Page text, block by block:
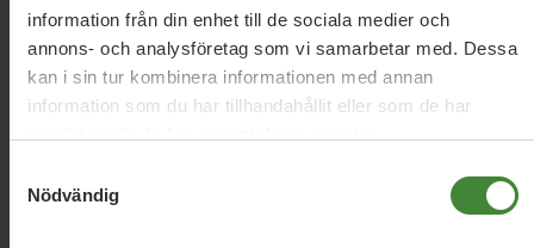
information från din enhet till de sociala medier och
annons- och analysföretag som vi samarbetar med. Dessa
kan i sin tur kombinera informationen med annan
information som du har tillhandahållit eller som de har
Nödvändig
frågor
A
Antidiskriminering och
Arbetstidsförkortning